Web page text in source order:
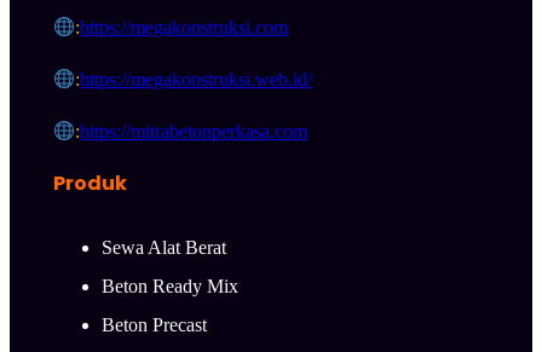
:https://megakonstruksi.com
:https://megakonstruksi.web.id/
:https://mitrabetonperkasa.com
Produk
Sewa Alat Berat
Beton Ready Mix
Beton Precast